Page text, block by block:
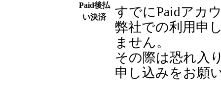
Paid後払
い決済
すでにPaidアカ
弊社での利用申
ません。
その際は恐れ入
申し込みをお願